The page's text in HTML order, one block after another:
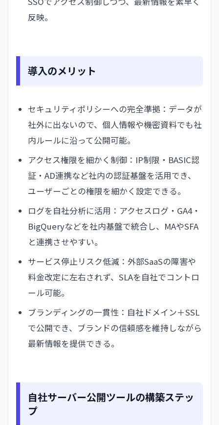
反映。
導入のメリット
セキュリティポリシーへの完全準拠：データが
社外に出ないので、個人情報や機密資料でも社
内ルールに沿って公開可能。
アクセス権限を細かく制御：IP制限・BASIC認
証・AD連携など社内の認証基盤を活用でき、
ユーザーごとの権限を細かく設定できる。
ログを自社分析に活用：アクセスログ・GA4・
BigQueryなどを社内基盤で統合し、MAやSFA
と連携させやすい。
サービス停止リスク低減：外部SaaSの障害や
料金改定に左右されず、SLAを自社でコントロ
ール可能。
ブランディングの一貫性：自社ドメイン＋SSL
で公開でき、ブランドの信頼感を維持しながら
最新情報を提供できる。
自社サーバー公開ツールの構築ステッ
プ